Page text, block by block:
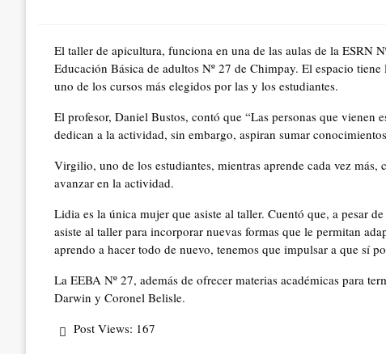
El taller de apicultura, funciona en una de las aulas de la ESRN
Educación Básica de adultos Nº 27 de Chimpay. El espacio
uno de los cursos más elegidos por las y los estudiantes.
El profesor, Daniel Bustos, contó que “Las personas que vienen
dedican a la actividad, sin embargo, aspiran sumar
Virgilio, uno de los estudiantes, mientras aprende cada vez más,
avanzar en la actividad.
Lidia es la única mujer que asiste al taller. Cuentó que, a pesar
asiste al taller para incorporar nuevas formas que le permitan
aprendo a hacer todo de nuevo, tenemos que impulsar a que sí
La EEBA Nº 27, además de ofrecer materias académicas para
Darwin y Coronel Belisle.
Post Views: 167